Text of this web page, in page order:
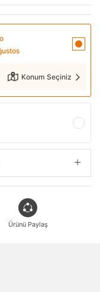
Konum Seçiniz
Ürünü Paylaş